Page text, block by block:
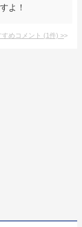
よ！
めコメント (1件) >